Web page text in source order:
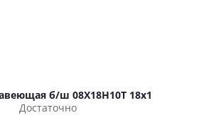
б/ш 08Х18Н10Т 18х1
Достаточно